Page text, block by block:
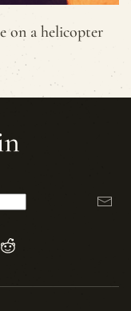
on a helicopter